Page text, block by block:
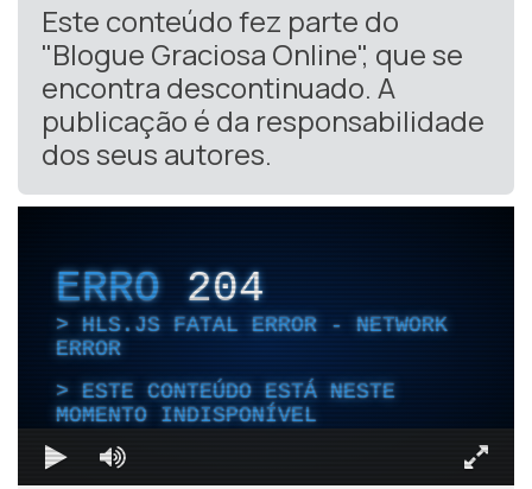
Este conteúdo fez parte do
"Blogue Graciosa Online", que se
encontra descontinuado. A
publicação é da responsabilidade
dos seus autores.
ERRO204
HLS.JS FATAL ERROR - NETWORK
ERROR
ESTE CONTEÚDO ESTÁ NESTE
MOMENTO INDISPONÍVEL